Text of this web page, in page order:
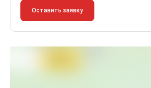
Оставить заявку